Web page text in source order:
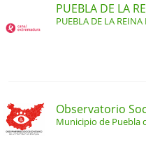
PUEBLA DE LA
PUEBLA DE LA REINA
Observatorio
Municipio de Puebla